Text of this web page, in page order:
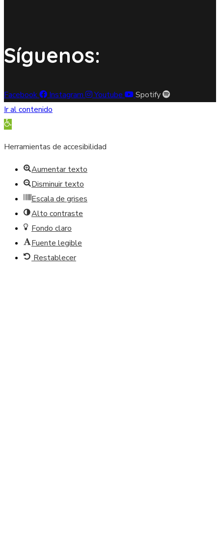
Síguenos:
Facebook Instagram Youtube
Spotify
Ir al contenido
Abrir barra de herramientas
Herramientas de accesibilidad
Aumentar texto
Disminuir texto
Escala de grises
Alto contraste
Fondo claro
Fuente legible
Restablecer